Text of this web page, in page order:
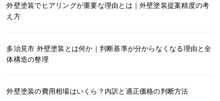
外壁塗装でヒアリングが重要な理由とは｜外壁塗装提案精度の考
え方
多治見市 外壁塗装とは何か｜判断基準が分からなくなる理由と全
体構造の整理
外壁塗装の費用相場はいくら？内訳と適正価格の判断方法